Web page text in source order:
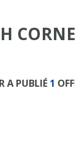
A PUBLIÉ1